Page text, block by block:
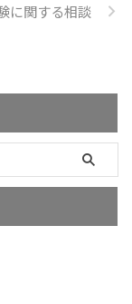
に関する相談